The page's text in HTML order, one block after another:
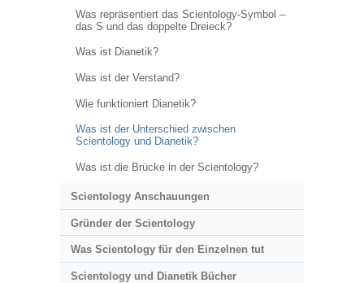
Was repräsentiert das Scientology-Symbol –
das S und das doppelte Dreieck?
Was ist Dianetik?
Was ist der Verstand?
Wie funktioniert Dianetik?
Was ist der Unterschied zwischen
Scientology und Dianetik?
Was ist die Brücke in der Scientology?
Scientology Anschauungen
Gründer der Scientology
Was Scientology für den Einzelnen tut
Scientology und Dianetik Bücher